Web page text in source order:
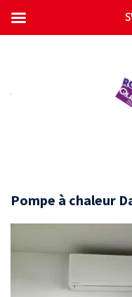
Pompe à chaleur